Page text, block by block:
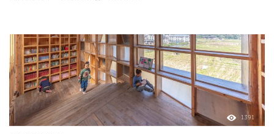
1391